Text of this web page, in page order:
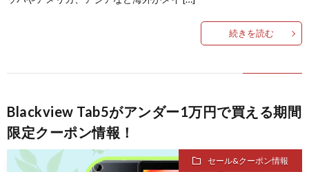
続きを読む
Blackview Tab5がアンダー1万円で買える期間
限定クーポン情報！
セール&クーポン情報